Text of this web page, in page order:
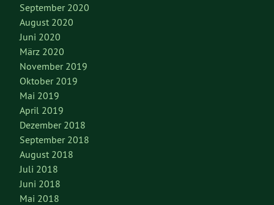
September 2020
August 2020
Juni 2020
März 2020
November 2019
Oktober 2019
Mai 2019
April 2019
Dezember 2018
September 2018
August 2018
Juli 2018
Juni 2018
Mai 2018